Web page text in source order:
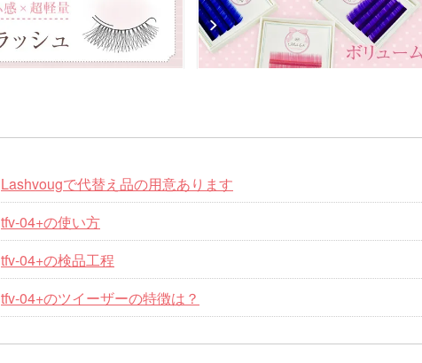
Lashvougで代替え品の用意あります
tfv-04+の使い方
tfv-04+の検品工程
tfv-04+のツイーザーの特徴は？